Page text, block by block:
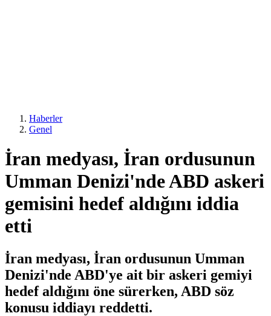
Haberler
Genel
İran medyası, İran ordusunun
Umman Denizi'nde ABD askeri
gemisini hedef aldığını iddia
etti
İran medyası, İran ordusunun Umman
Denizi'nde ABD'ye ait bir askeri gemiyi
hedef aldığını öne sürerken, ABD söz
konusu iddiayı reddetti.